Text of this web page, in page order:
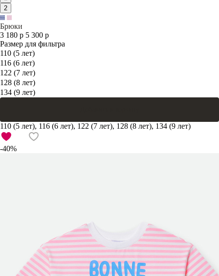
2
Брюки
3 180 р 5 300 р
Размер для фильтра
110 (5 лет)
116 (6 лет)
122 (7 лет)
128 (8 лет)
134 (9 лет)
110 (5 лет), 116 (6 лет), 122 (7 лет), 128 (8 лет), 134 (9 лет)
-40%